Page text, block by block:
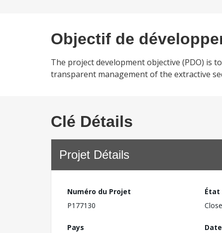
Objectif de
The project development objective (PDO) is
transparent management of the extractive
Clé Détails
Projet Détails
Numéro du Projet
P177130
État
Pays